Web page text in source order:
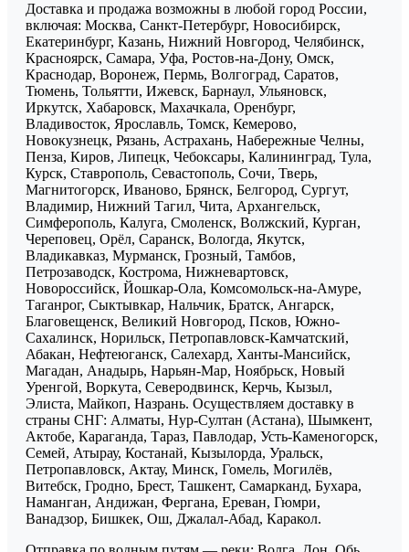
Доставка и продажа возможны в любой город России,
включая: Москва, Санкт-Петербург, Новосибирск,
Екатеринбург, Казань, Нижний Новгород, Челябинск,
Красноярск, Самара, Уфа, Ростов-на-Дону, Омск,
Краснодар, Воронеж, Пермь, Волгоград, Саратов,
Тюмень, Тольятти, Ижевск, Барнаул, Ульяновск,
Иркутск, Хабаровск, Махачкала, Оренбург,
Владивосток, Ярославль, Томск, Кемерово,
Новокузнецк, Рязань, Астрахань, Набережные Челны,
Пенза, Киров, Липецк, Чебоксары, Калининград, Тула,
Курск, Ставрополь, Севастополь, Сочи, Тверь,
Магнитогорск, Иваново, Брянск, Белгород, Сургут,
Владимир, Нижний Тагил, Чита, Архангельск,
Симферополь, Калуга, Смоленск, Волжский, Курган,
Череповец, Орёл, Саранск, Вологда, Якутск,
Владикавказ, Мурманск, Грозный, Тамбов,
Петрозаводск, Кострома, Нижневартовск,
Новороссийск, Йошкар-Ола, Комсомольск-на-Амуре,
Таганрог, Сыктывкар, Нальчик, Братск, Ангарск,
Благовещенск, Великий Новгород, Псков, Южно-
Сахалинск, Норильск, Петропавловск-Камчатский,
Абакан, Нефтеюганск, Салехард, Ханты-Мансийск,
Магадан, Анадырь, Нарьян-Мар, Ноябрьск, Новый
Уренгой, Воркута, Северодвинск, Керчь, Кызыл,
Элиста, Майкоп, Назрань. Осуществляем доставку в
страны СНГ: Алматы, Нур-Султан (Астана), Шымкент,
Актобе, Караганда, Тараз, Павлодар, Усть-Каменогорск,
Семей, Атырау, Костанай, Кызылорда, Уральск,
Петропавловск, Актау, Минск, Гомель, Могилёв,
Витебск, Гродно, Брест, Ташкент, Самарканд, Бухара,
Наманган, Андижан, Фергана, Ереван, Гюмри,
Ванадзор, Бишкек, Ош, Джалал-Абад, Каракол.